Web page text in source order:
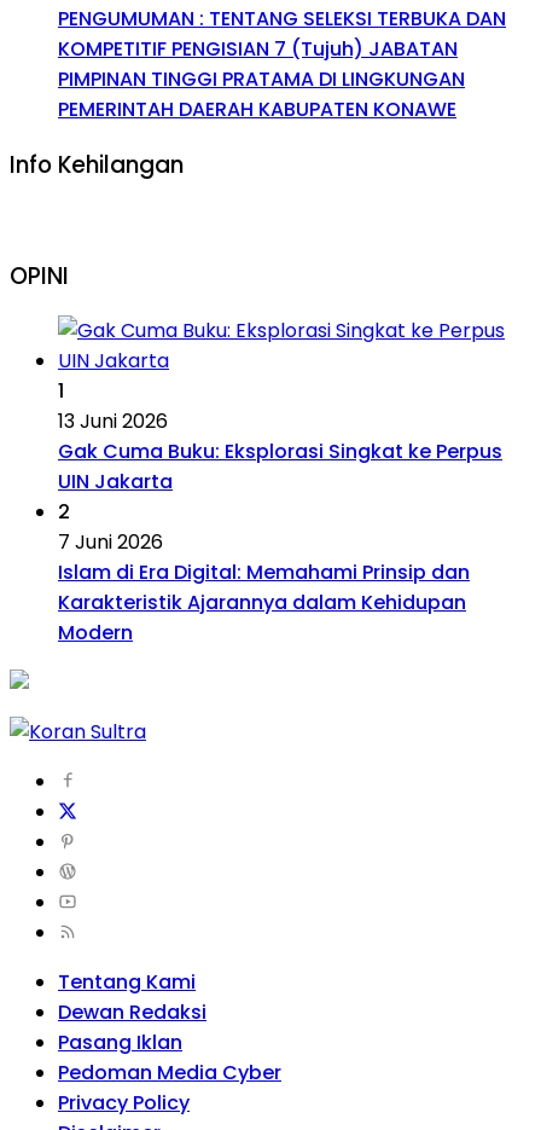
PENGUMUMAN : TENTANG SELEKSI TERBUKA DAN
KOMPETITIF PENGISIAN 7 (Tujuh) JABATAN
PIMPINAN TINGGI PRATAMA DI LINGKUNGAN
PEMERINTAH DAERAH KABUPATEN KONAWE
Info Kehilangan
OPINI
1
13 Juni 2026
Gak Cuma Buku: Eksplorasi Singkat ke Perpus
UIN Jakarta
2
7 Juni 2026
Islam di Era Digital: Memahami Prinsip dan
Karakteristik Ajarannya dalam Kehidupan
Modern
Tentang Kami
Dewan Redaksi
Pasang Iklan
Pedoman Media Cyber
Privacy Policy